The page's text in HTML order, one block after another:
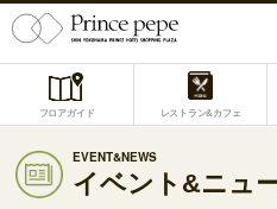
フロアガイド レストラン&カフェ
EVENT&NEWS
イベント&ニュ